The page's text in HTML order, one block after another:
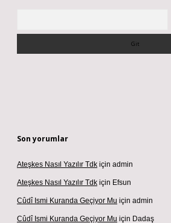
Son yorumlar
Ateşkes Nasıl Yazılır Tdk için admin
Ateşkes Nasıl Yazılır Tdk için Efsun
Cûdî Ismi Kuranda Geçiyor Mu için admin
Cûdî Ismi Kuranda Geçiyor Mu için Dadaş